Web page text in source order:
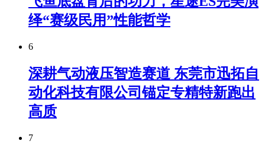
绎“赛级民用”性能哲学
6
深耕气动液压智造赛道 东莞市迅拓自
动化科技有限公司锚定专精特新跑出
高质
7